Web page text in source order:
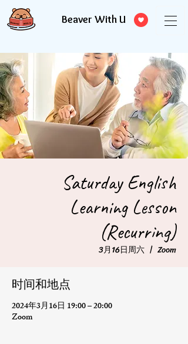
Beaver With U
Saturday English
Learning Lesson
(Recurring)
3月16日周六
  |
Zoom
时间和地点
2024年3月16日 19:00 – 20:00
Zoom